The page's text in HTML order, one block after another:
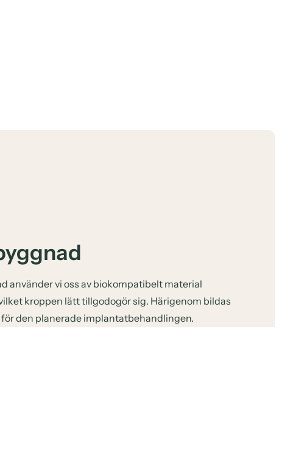
använder vi oss av biokompatibelt material
kroppen lätt tillgodogör sig. Härigenom bildas
den planerade implantatbehandlingen.